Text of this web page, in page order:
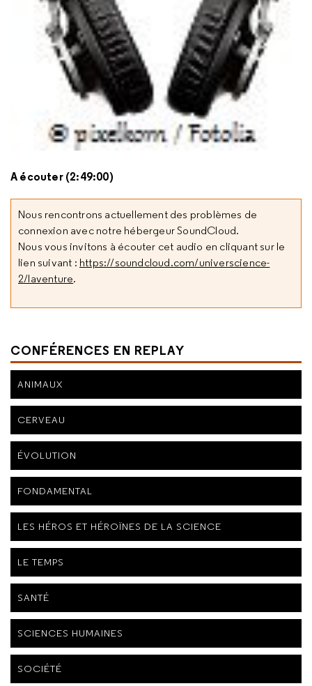
A écouter (2:49:00)
Nous rencontrons actuellement des problèmes de
connexion avec notre hébergeur SoundCloud.
Nous vous invitons à écouter cet audio en cliquant sur le
lien suivant : https://soundcloud.com/universcience-
2/laventure.
CONFÉRENCES EN REPLAY
ANIMAUX
CERVEAU
ÉVOLUTION
FONDAMENTAL
LES HÉROS ET HÉROÏNES DE LA SCIENCE
LE TEMPS
SANTÉ
SCIENCES HUMAINES
SOCIÉTÉ